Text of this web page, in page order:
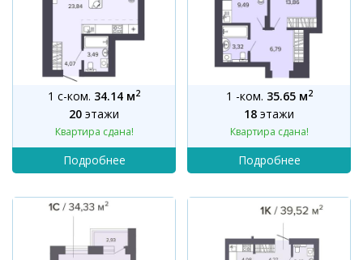
1 с-ком. 34.14 м2
20 этажи
Квартира сдана!
1 -ком. 35.65 м2
18 этажи
Квартира сдана!